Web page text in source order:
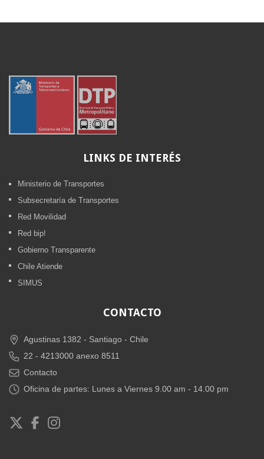
LINKS DE INTERÉS
Ministerio de Transportes
Subsecretaría de Transportes
Red Movilidad
Red bip!
Gobierno Transparente
Chile Atiende
SIMUS
CONTACTO
Agustinas 1382 - Santiago - Chile
22 - 4213000 anexo 8511
Contacto
Oficina de partes: Lunes a Viernes 9.00 am - 14.00 pm